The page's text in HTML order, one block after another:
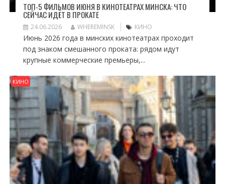
ТОП-5 ФИЛЬМОВ ИЮНЯ В КИНОТЕАТРАХ МИНСКА: ЧТО
СЕЙЧАС ИДЁТ В ПРОКАТЕ
24.06.2026 WHEREMINSK КИНО
Июнь 2026 года в минских кинотеатрах проходит
под знаком смешанного проката: рядом идут
крупные коммерческие премьеры,...
КИНО